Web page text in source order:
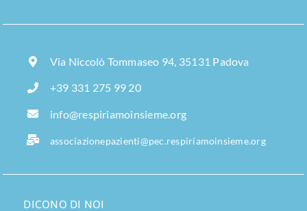
Via Niccolò Tommaseo 94, 35131 Padova
+39 331 275 99 20
info@respiriamoinsieme.org
associazionepazienti@pec.respiriamoinsieme.org
DICONO DI NOI